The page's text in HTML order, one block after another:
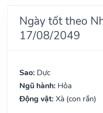
Ngày tốt theo
17/08/2049
Sao: Dực
Ngũ hành: Hỏa
Động vật: Xà (con rắn)